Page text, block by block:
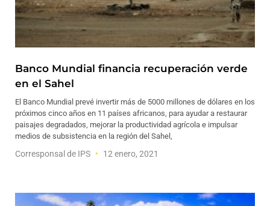
Banco Mundial financia recuperación verde
en el Sahel
El Banco Mundial prevé invertir más de 5000 millones de dólares en los
próximos cinco años en 11 países africanos, para ayudar a restaurar
paisajes degradados, mejorar la productividad agrícola e impulsar
medios de subsistencia en la región del Sahel,
Corresponsal de IPS 12 enero, 2021